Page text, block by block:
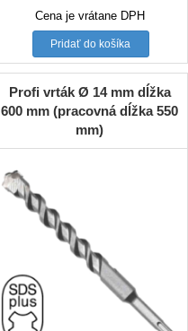
price
was:
€ 17,50.
price
is:
€ 15,50.
Cena je vrátane DPH
Pridať do košíka
Profi vrták Ø 14 mm dĺžka
600 mm (pracovná dĺžka 550
mm)